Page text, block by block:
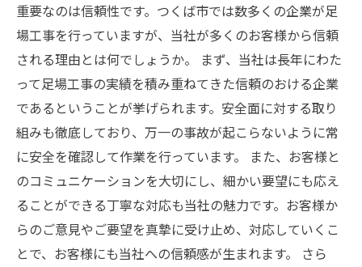
重要なのは信頼性です。つくば市では数多くの企業が足
場工事を行っていますが、当社が多くのお客様から信頼
される理由とは何でしょうか。 まず、当社は長年にわた
って足場工事の実績を積み重ねてきた信頼のおける企業
であるということが挙げられます。安全面に対する取り
組みも徹底しており、万一の事故が起こらないように常
に安全を確認して作業を行っています。 また、お客様と
のコミュニケーションを大切にし、細かい要望にも応え
ることができる丁寧な対応も当社の魅力です。お客様か
らのご意見やご要望を真摯に受け止め、対応していくこ
とで、お客様にも当社への信頼感が生まれます。 さら